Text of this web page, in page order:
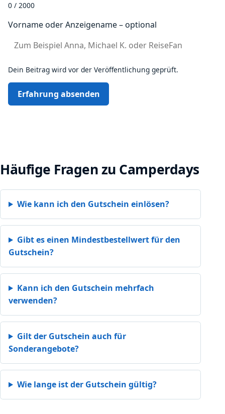
0 / 2000
Vorname oder Anzeigename – optional
Dein Beitrag wird vor der Veröffentlichung geprüft.
Erfahrung absenden
Häufige Fragen zu Camperdays
Wie kann ich den Gutschein einlösen?
Gibt es einen Mindestbestellwert für den
Gutschein?
Kann ich den Gutschein mehrfach
verwenden?
Gilt der Gutschein auch für
Sonderangebote?
Wie lange ist der Gutschein gültig?